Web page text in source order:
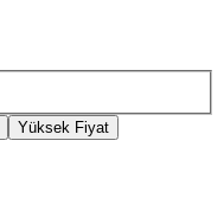
Yüksek Fiyat